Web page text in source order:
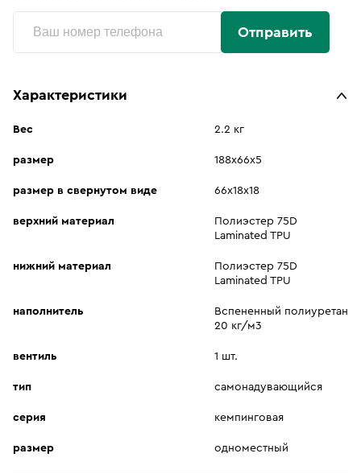
Отправить
Характеристики
Вес 2.2 кг
размер 188х66х5
размер в свернутом виде 66х18х18
верхний материал
Полиэстер 75D
Laminated TPU
нижний материал
Полиэстер 75D
Laminated TPU
наполнитель
Вспененный полиуретан
20 кг/м3
вентиль 1 шт.
тип самонадувающийся
серия кемпинговая
размер одноместный